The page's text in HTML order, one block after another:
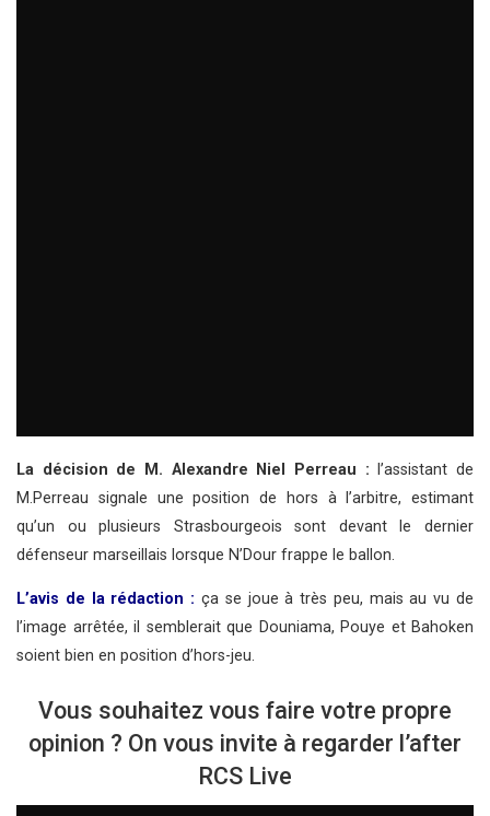
La décision de M. Alexandre Niel Perreau :
l’assistant de
M.Perreau signale une position de hors à l’arbitre, estimant
qu’un ou plusieurs Strasbourgeois sont devant le dernier
défenseur marseillais lorsque N’Dour frappe le ballon.
L’avis de la rédaction : ça se joue à très peu, mais au vu de
l’image arrêtée, il semblerait que Douniama, Pouye et Bahoken
soient bien en position d’hors-jeu.
Vous souhaitez vous faire votre propre
opinion ? On vous invite à regarder l’after
RCS Live